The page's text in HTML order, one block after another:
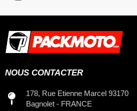
NOUS CONTACTER
178, Rue Etienne Marcel 93170
Bagnolet - FRANCE